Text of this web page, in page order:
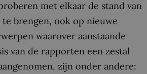
met elkaar de stand van
brengen, ook op nieuwe
waarover aanstaande
van de rapporten een zestal
zijn onder andere: